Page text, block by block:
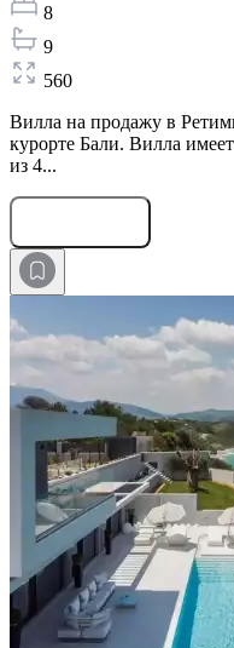
8
9
560
Вилла на продажу в
курорте Бали. Вилла
из 4...